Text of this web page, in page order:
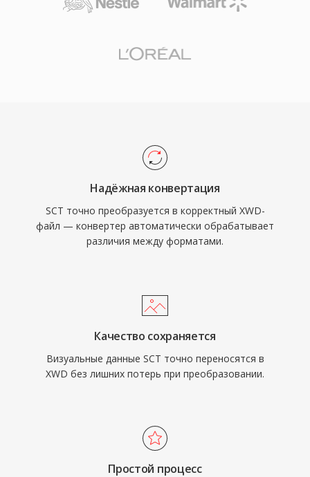
Надёжная конвертация
SCT точно преобразуется в корректный XWD-
файл — конвертер автоматически обрабатывает
различия между форматами.
Качество сохраняется
Визуальные данные SCT точно переносятся в
XWD без лишних потерь при преобразовании.
Простой процесс